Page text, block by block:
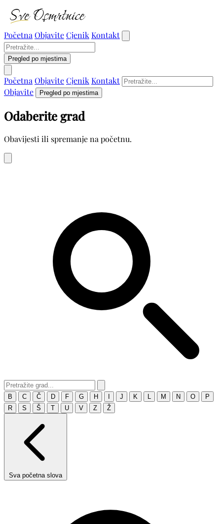
Početna ObjaviteCjenik Kontakt
Pregled po mjestima
Početna ObjaviteCjenik Kontakt
Objavite
Pregled po mjestima
Odaberite grad
Obavijesti ili spremanje na početnu.
B C Č D F G H J K M N O
P
R
S Š T U V Z Ž
Sva početna slova